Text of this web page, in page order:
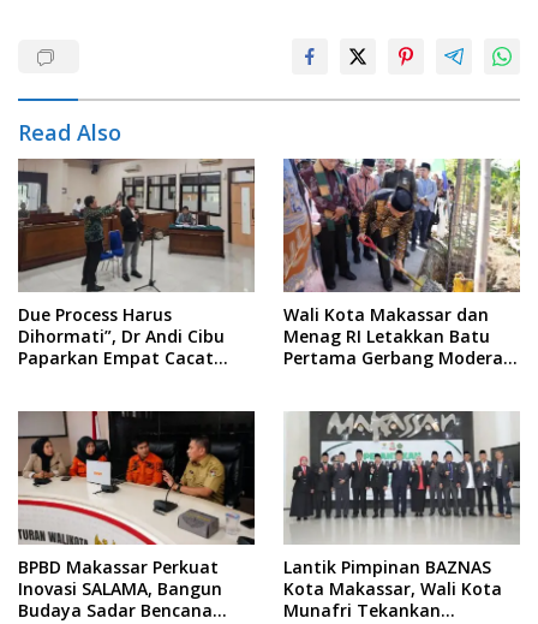
Read Also
Due Process Harus
Dihormati”, Dr Andi Cibu
Paparkan Empat Cacat
Wali Kota Makassar dan
Menag RI Letakkan Batu
Pertama Gerbang Moderasi
BPBD Makassar Perkuat
Inovasi SALAMA, Bangun
Budaya Sadar Bencana
Lantik Pimpinan BAZNAS
Kota Makassar, Wali Kota
Munafri Tekankan